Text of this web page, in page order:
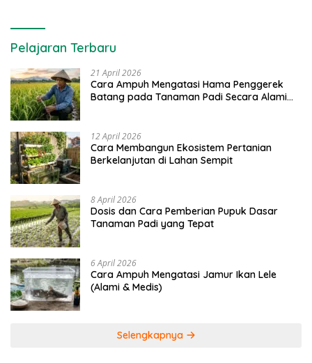
Pelajaran Terbaru
21 April 2026
Cara Ampuh Mengatasi Hama Penggerek
Batang pada Tanaman Padi Secara Alami
12 April 2026
Cara Membangun Ekosistem Pertanian
Berkelanjutan di Lahan Sempit
8 April 2026
Dosis dan Cara Pemberian Pupuk Dasar
Tanaman Padi yang Tepat
6 April 2026
Cara Ampuh Mengatasi Jamur Ikan Lele
(Alami & Medis)
Selengkapnya